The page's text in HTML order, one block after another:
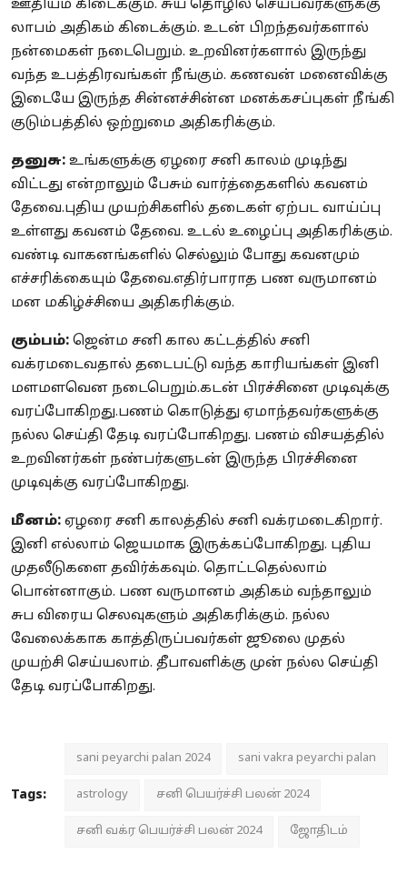
ஊதியம் கிடைக்கும். சுய தொழில் செய்பவர்களுக்கு
லாபம் அதிகம் கிடைக்கும். உடன் பிறந்தவர்களால்
நன்மைகள் நடைபெறும். உறவினர்களால் இருந்து
வந்த உபத்திரவங்கள் நீங்கும். கணவன் மனைவிக்கு
இடையே இருந்த சின்னச்சின்ன மனக்கசப்புகள் நீங்கி
குடும்பத்தில் ஒற்றுமை அதிகரிக்கும்.
தனுசு: உங்களுக்கு ஏழரை சனி காலம் முடிந்து
விட்டது என்றாலும் பேசும் வார்த்தைகளில் கவனம்
தேவை.புதிய முயற்சிகளில் தடைகள் ஏற்பட வாய்ப்பு
உள்ளது கவனம் தேவை. உடல் உழைப்பு அதிகரிக்கும்.
வண்டி வாகனங்களில் செல்லும் போது கவனமும்
எச்சரிக்கையும் தேவை.எதிர்பாராத பண வருமானம்
மன மகிழ்ச்சியை அதிகரிக்கும்.
கும்பம்: ஜென்ம சனி கால கட்டத்தில் சனி
வக்ரமடைவதால் தடைபட்டு வந்த காரியங்கள் இனி
மளமளவென நடைபெறும்.கடன் பிரச்சினை முடிவுக்கு
வரப்போகிறது.பணம் கொடுத்து ஏமாந்தவர்களுக்கு
நல்ல செய்தி தேடி வரப்போகிறது. பணம் விசயத்தில்
உறவினர்கள் நண்பர்களுடன் இருந்த பிரச்சினை
முடிவுக்கு வரப்போகிறது.
மீனம்: ஏழரை சனி காலத்தில் சனி வக்ரமடைகிறார்.
இனி எல்லாம் ஜெயமாக இருக்கப்போகிறது. புதிய
முதலீடுகளை தவிர்க்கவும். தொட்டதெல்லாம்
பொன்னாகும். பண வருமானம் அதிகம் வந்தாலும்
சுப விரைய செலவுகளும் அதிகரிக்கும். நல்ல
வேலைக்காக காத்திருப்பவர்கள் ஜூலை முதல்
முயற்சி செய்யலாம். தீபாவளிக்கு முன் நல்ல செய்தி
தேடி வரப்போகிறது.
Tags:
sani peyarchi palan 2024 sani vakra peyarchi palan
astrology சனி பெயர்ச்சி பலன் 2024
சனி வக்ர பெயர்ச்சி பலன் 2024 ஜோதிடம்